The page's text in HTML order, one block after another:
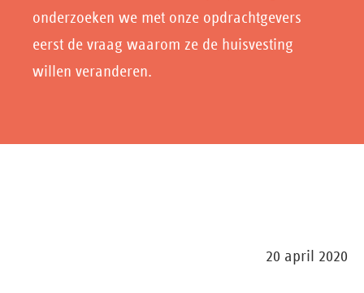
onderzoeken we met onze opdrachtgevers
eerst de vraag waarom ze de huisvesting
willen veranderen.
20 april 2020